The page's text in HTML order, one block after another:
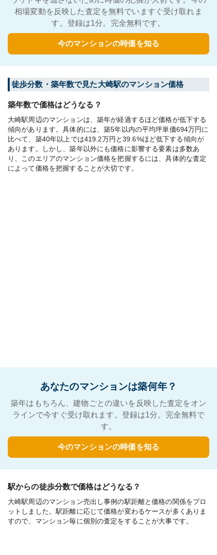
相場変動を反映した査定を無料でいますぐ受け取れま
す。登録は1分。完全無料です。
今のマンションの時価を知る
徒歩分数・築年数で見た大崎駅のマンション価格
築年数で価格はどうなる？
大崎駅周辺のマンションは、築年が経過するほど価格が低下する
傾向があります。具体的には、築5年以内の平均坪単価694万円に
比べて、築40年以上では419.2万円と39.6%ほど低下する傾向が
あります。しかし、築年以外にも価格に影響する要素は多数あ
り、このエリアのマンション価格を把握するには、具体的な査定
によって価格を把握することが大切です。
あなたのマンションは築何年？
築年はもちろん、建物ごとの違いを反映した査定をオン
ラインで今すぐ受け取れます。登録は1分。完全無料で
す。
今のマンションの時価を知る
駅からの徒歩分数で価格はどうなる？
大崎駅周辺のマンション売出し事例の駅距離と価格の関係をプロ
ットしました。駅距離に応じて価格が変わるケースが多くありま
すので、マンション毎に個別の査定をすることが大事です。